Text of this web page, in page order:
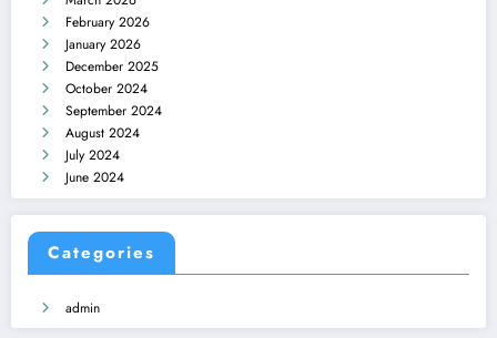
February 2026
January 2026
December 2025
October 2024
September 2024
August 2024
July 2024
June 2024
Categories
admin